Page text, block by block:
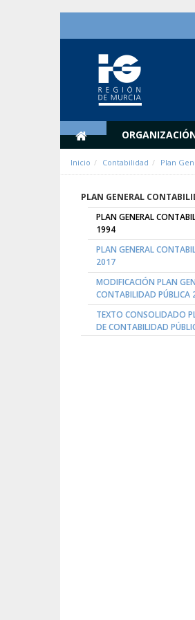
Inicio Contabilidad Plan
PLAN GENERAL
PLAN GENERAL
1994
PLAN GENERAL
2017
MODIFICACIÓN PLAN
CONTABILIDAD PÚBLICA
TEXTO CONSOLIDADO
DE CONTABILIDAD